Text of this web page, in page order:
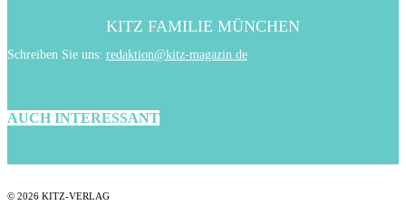
KITZ FAMILIE MÜNCHEN
Schreiben Sie uns: redaktion@kitz-magazin.de
AUCH INTERESSANT
© 2026 KITZ-VERLAG